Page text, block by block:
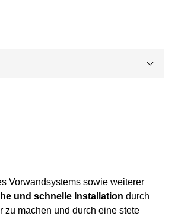
Vorwandsystems sowie weiterer
und schnelle Installation durch
machen und durch eine stete